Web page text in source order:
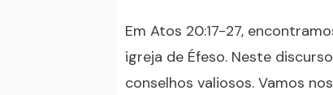
Em Atos 20:17-27,
igreja de Éfeso. Neste
conselhos valiosos. Vamos